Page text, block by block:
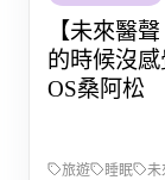
【未來醫
的時候沒
OS桑阿松
旅遊 睡眠 未